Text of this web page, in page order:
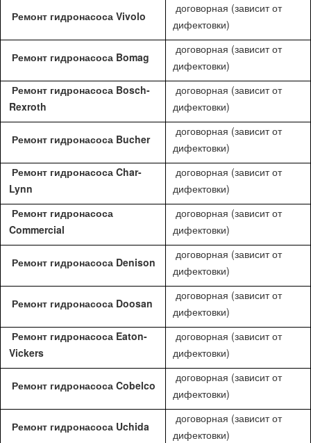
Ремонт гидронасоса Vivolo
договорная (зависит от
дифектовки)
Ремонт гидронасоса Bomag
договорная (зависит от
дифектовки)
Ремонт гидронасоса Bosch-
Rexroth
договорная (зависит от
дифектовки)
Ремонт гидронасоса Bucher
договорная (зависит от
дифектовки)
Ремонт гидронасоса Char-
Lynn
договорная (зависит от
дифектовки)
Ремонт гидронасоса
Commercial
договорная (зависит от
дифектовки)
Ремонт гидронасоса Denison
договорная (зависит от
дифектовки)
Ремонт гидронасоса Doosan
договорная (зависит от
дифектовки)
Ремонт гидронасоса Eaton-
Vickers
договорная (зависит от
дифектовки)
Ремонт гидронасоса Cobelco
договорная (зависит от
дифектовки)
Ремонт гидронасоса Uchida
договорная (зависит от
дифектовки)